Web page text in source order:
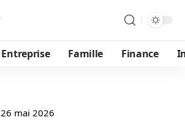
Entreprise Famille Finance
26 mai 2026